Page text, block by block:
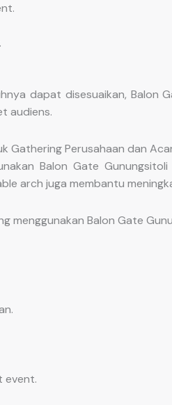
dapat disesuaikan, Balon
audiens.
Gathering Perusahaan dan
Balon Gate
arch juga membantu
menggunakan Balon Gate
event.